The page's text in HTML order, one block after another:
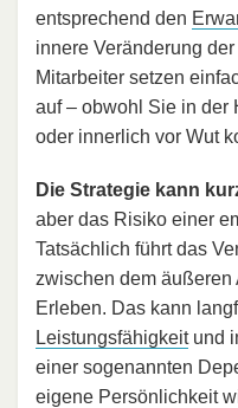
entsprechend den
innere Veränderung
Mitarbeiter setzen
auf – obwohl Sie in der
oder innerlich vor Wut
Die Strategie kann
aber das Risiko einer
Tatsächlich führt das
zwischen dem
Erleben. Das kann
Leistungsfähigkeitund
einer sogenannten
eigene Persönlichkeit